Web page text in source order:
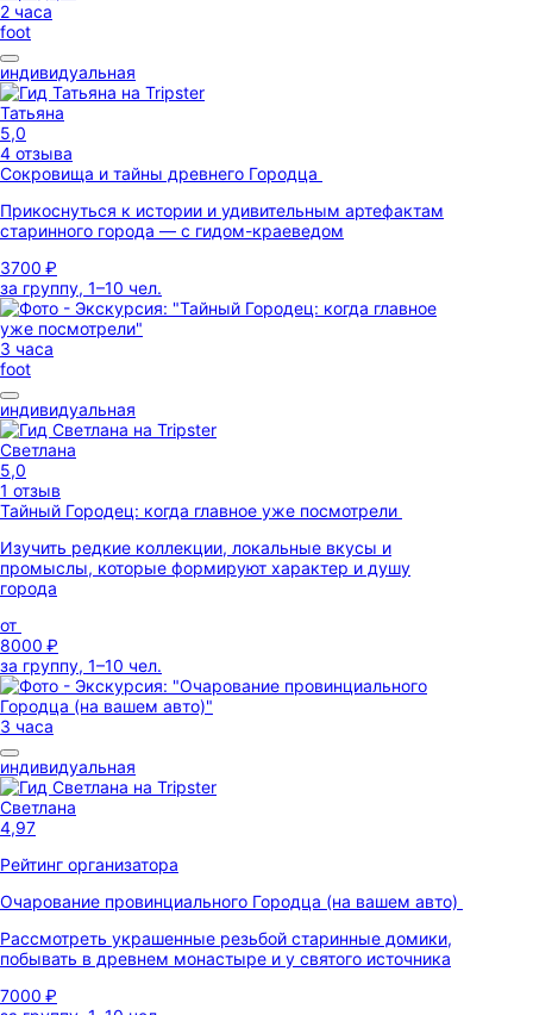
2 часа
foot
индивидуальная
Татьяна
5,0
4 отзыва
Сокровища и тайны древнего Городца
Прикоснуться к истории и удивительным артефактам
старинного города — с гидом-краеведом
3700 ₽
за группу, 1–10 чел.
3 часа
foot
индивидуальная
Светлана
5,0
1 отзыв
Тайный Городец: когда главное уже посмотрели
Изучить редкие коллекции, локальные вкусы и
промыслы, которые формируют характер и душу
города
от
8000 ₽
за группу, 1–10 чел.
3 часа
индивидуальная
Светлана
4,97
Рейтинг организатора
Очарование провинциального Городца (на вашем авто)
Рассмотреть украшенные резьбой старинные домики,
побывать в древнем монастыре и у святого источника
7000 ₽